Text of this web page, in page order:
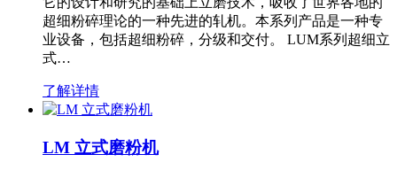
超细粉碎理论的一种先进的轧机。本系列产品是一种专
业设备，包括超细粉碎，分级和交付。 LUM系列超细立
式…
了解详情
LM 立式磨粉机